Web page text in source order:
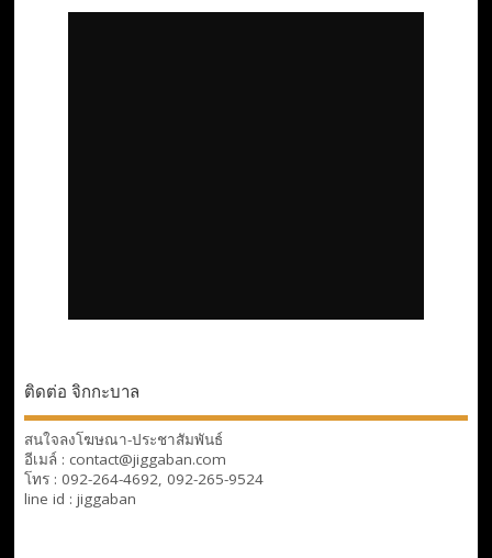
ติดต่อ จิกกะบาล
สนใจลงโฆษณา-ประชาสัมพันธ์
อีเมล์ : contact@jiggaban.com
โทร : 092-264-4692, 092-265-9524
line id : jiggaban